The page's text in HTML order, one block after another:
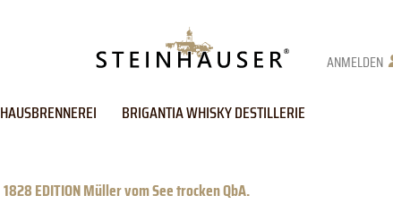
ANMELDEN
HAUSBRENNEREI
BRIGANTIA WHISKY DESTILLERIE
1828 EDITION Müller vom See trocken QbA.